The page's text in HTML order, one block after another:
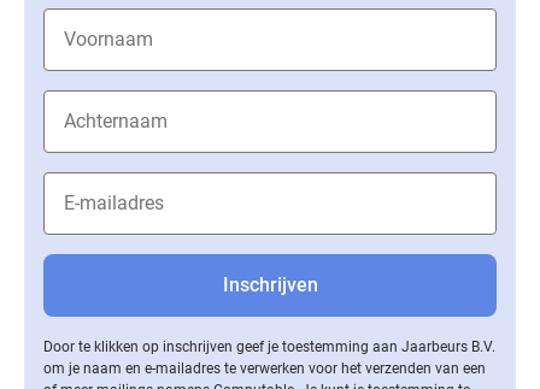
Door te klikken op inschrijven geef je toestemming aan Jaarbeurs B.V.
om je naam en e-mailadres te verwerken voor het verzenden van een